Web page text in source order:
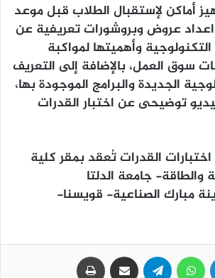
أماكن لإستقبال الطلاب قبل موعد
اعداد عروض وبروشورات تعريفية عن
وأهميتها لمواكبة
سوق العمل، بالإضافة إلى التعريف
الجديدة والبرامج الموجودة بها،
توضيحى عن اختبار القدرات
اختبارات القدرات تُعقد بمقر كلية
والطاقة- جامعة الدلتا
مبارك الصناعية- قويسنا-